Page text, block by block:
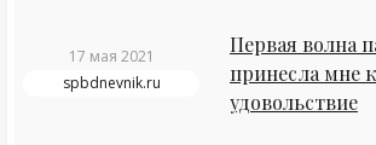
17 мая 2021
spbdnevnik.ru
Первая волна
принесла мне
удовольствие